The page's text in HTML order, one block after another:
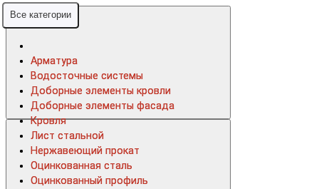
Все категории
Арматура
Водосточные системы
Доборные элементы кровли
Доборные элементы фасада
Кровля
Лист стальной
Нержавеющий прокат
Оцинкованная сталь
Оцинкованный профиль
Все категории
Арматура
Водосточные системы
Доборные элементы кровли
Доборные элементы фасада
Кровля
Лист стальной
Нержавеющий прокат
Оцинкованная сталь
Оцинкованный профиль